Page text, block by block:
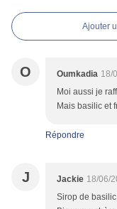
Ajouter
O Oumkadia 18/
Moi aussi je
Mais basilic et
Répondre
J Jackie 18/06/
Sirop de